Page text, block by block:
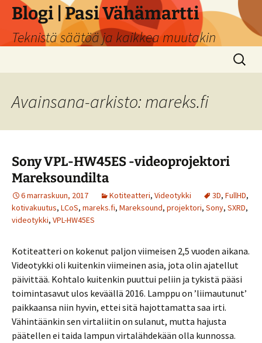
Siirry
sisältöön
Blogi | Pasi Vähämartti
Teknistä säätöä ja kaikkea muutakin
Haku:
Avainsana-arkisto: mareks.fi
Sony VPL-HW45ES -videoprojektori
Mareksoundilta
6 marraskuun, 2017 Kotiteatteri, Videotykki 3D, FullHD,
kotivakuutus, LCoS, mareks.fi, Mareksound, projektori, Sony, SXRD,
videotykki, VPL-HW45ES
Kotiteatteri on kokenut paljon viimeisen 2,5 vuoden aikana.
Videotykki oli kuitenkin viimeinen asia, jota olin ajatellut
päivittää. Kohtalo kuitenkin puuttui peliin ja tykistä pääsi
toimintasavut ulos keväällä 2016. Lamppu on ’liimautunut’
paikkaansa niin hyvin, ettei sitä hajottamatta saa irti.
Vähintäänkin sen virtaliitin on sulanut, mutta hajusta
päätellen ei taida lampun virtalähdekään olla kunnossa.